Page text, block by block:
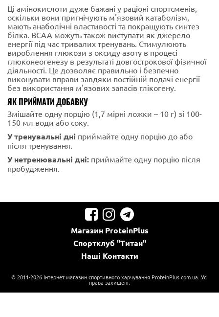
Ці амінокислоти дуже бажані у раціоні спортсменів,
оскільки вони пригнічують м'язовий катаболізм,
мають анаболічні властивості та покращують синтез
білка. BCAA можуть також виступати як джерело
енергії під час тривалих тренувань. Стимулюють
вироблення глюкози з оксиду азоту в процесі
глюконеогенезу в результаті довгострокової фізичної
діяльності. Це дозволяє правильно і безпечно
виконувати вправи завдяки постійній подачі енергії
без використання м'язових запасів глікогену.
ЯК ПРИЙМАТИ ДОБАВКУ
Змішайте одну порцію (1,7 мірні ложки – 10 г) зі 100-
150 мл води або соку.
У тренувальні дні приймайте одну порцію до або
після тренування.
У нетренювальні дні: приймайте одну порцію після
пробудження.
МагазинProteinPlus
Спортклуб "Титан"
Наші Контакти
© 2011-2026 Інтернет магазин спортивного харчування ProteinPlus.com.ua. Усі
права захищені.